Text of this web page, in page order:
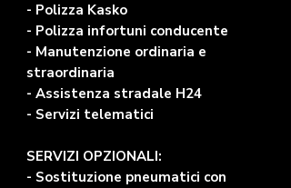
- Polizza Kasko
- Polizza infortuni conducente
- Manutenzione ordinaria e
straordinaria
- Assistenza stradale H24
- Servizi telematici
SERVIZI OPZIONALI:
- Sostituzione pneumatici con